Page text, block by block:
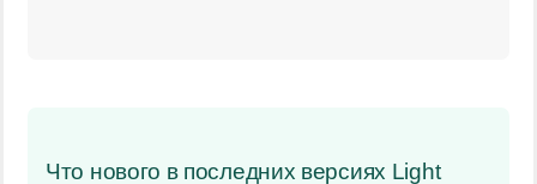
Что нового в последних версиях Light